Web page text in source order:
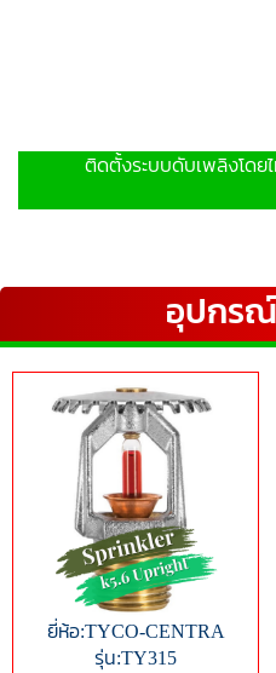
ติดตั้งระบบดับเพลิงโดย
อุปกร
ยี่ห้อ:TYCO-CENTRA
รุ่น:TY315